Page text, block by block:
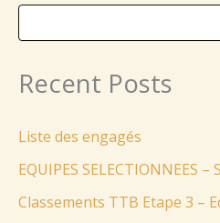
Recent Posts
Liste des engagés
EQUIPES SELECTIONNEES –
Classements TTB Etape 3 –